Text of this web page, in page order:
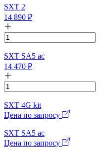
SXT 2
14 890 ₽
SXT SA5 ac
14 470 ₽
SXT 4G kit
Цена по запросу
SXT SA5 ac
Цена по запросу